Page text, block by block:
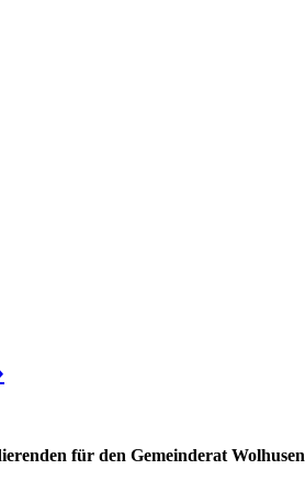
für den Gemeinderat Wolhusen